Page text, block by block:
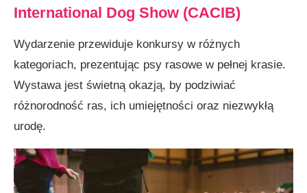
International Dog Show (CACIB)
Wydarzenie przewiduje konkursy w różnych
kategoriach, prezentując psy rasowe w pełnej krasie.
Wystawa jest świetną okazją, by podziwiać
różnorodność ras, ich umiejętności oraz niezwykłą
urodę.